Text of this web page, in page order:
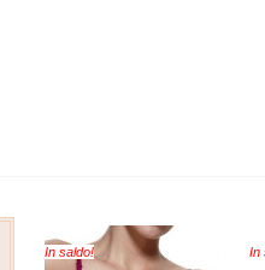
In saldo! In